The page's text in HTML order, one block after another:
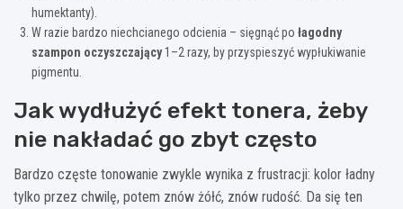
humektanty).
W razie bardzo niechcianego odcienia – sięgnąć po łagodny
szampon oczyszczający1–2 razy, by przyspieszyć wypłukiwanie
pigmentu.
Jak wydłużyć efekt tonera, żeby
nie nakładać go zbyt często
Bardzo częste tonowanie zwykle wynika z frustracji: kolor ładny
tylko przez chwilę, potem znów żółć, znów rudość. Da się ten